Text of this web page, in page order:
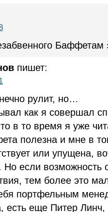
пишет:
рулит, но…
как я совершал
в то время я уже
полезна и мне в
или упущена,
Но если
тем более это
портфельным
еще Питер Линч,